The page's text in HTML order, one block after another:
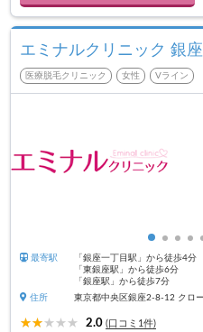
エミナルクリニック 銀
医療脱毛クリニック 女性 Vライン
最寄駅
「銀座一丁目駅」から徒歩4分
「東銀座駅」から徒歩6分
「銀座駅」から徒歩7分
住所
東京都中央区銀座2-8-12 クロ
2.0 (口コミ1件)